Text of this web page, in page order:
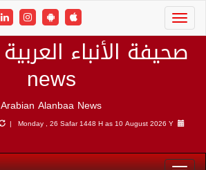
news
Arabian Alanbaa News
Monday , 26 Safar 1448 H as10 August 2026 Y |